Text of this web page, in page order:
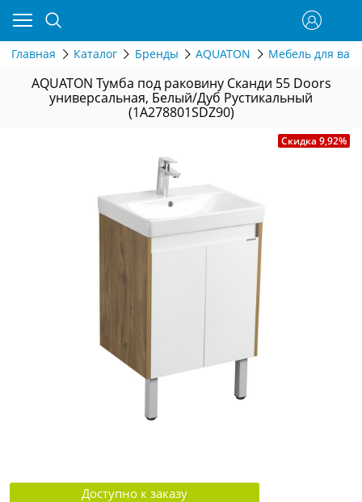
Главная Каталог Бренды AQUATON Мебель для
AQUATON Тумба под раковину Сканди 55 Doors
универсальная, Белый/Дуб Рустикальный
(1A278801SDZ90)
Скидка 9,92%
Доступно к заказу